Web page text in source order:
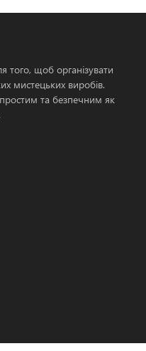
того, щоб організувати
мистецьких виробів.
та безпечним як